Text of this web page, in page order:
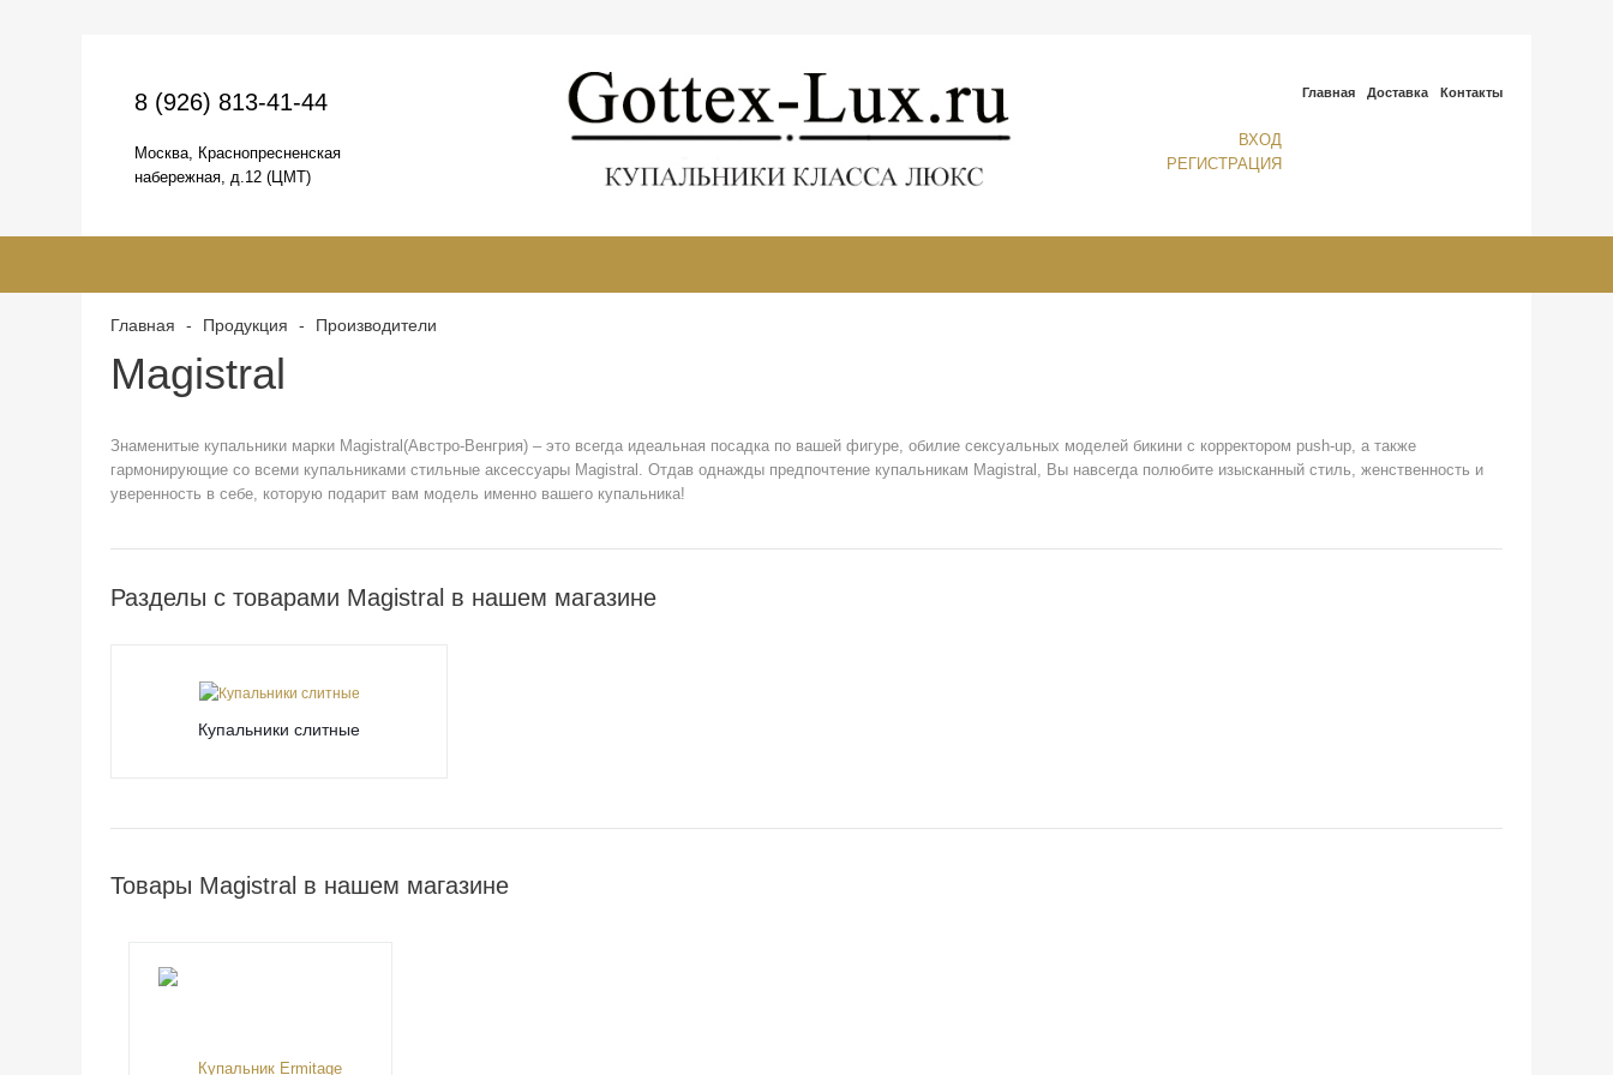
8 (926) 813-41-44
Москва, Краснопресненская
набережная, д.12 (ЦМТ)
Главная Доставка Контакты
ВХОД
РЕГИСТРАЦИЯ
Главная - Продукция - Производители
Magistral
Знаменитые купальники марки Magistral(Австро-Венгрия) – это всегда идеальная посадка по вашей фигуре, обилие сексуальных моделей бикини с корректором push-up, а также
гармонирующие со всеми купальниками стильные аксессуары Magistral. Отдав однажды предпочтение купальникам Magistral, Вы навсегда полюбите изысканный стиль, женственность и
уверенность в себе, которую подарит вам модель именно вашего купальника!
Разделы с товарами Magistral в нашем магазине
Купальники слитные
Товары Magistral в нашем магазине